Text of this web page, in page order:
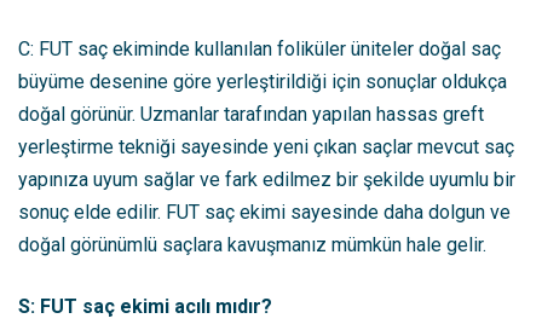
C: FUT saç ekiminde kullanılan foliküler üniteler doğal saç
büyüme desenine göre yerleştirildiği için sonuçlar oldukça
doğal görünür. Uzmanlar tarafından yapılan hassas greft
yerleştirme tekniği sayesinde yeni çıkan saçlar mevcut saç
yapınıza uyum sağlar ve fark edilmez bir şekilde uyumlu bir
sonuç elde edilir. FUT saç ekimi sayesinde daha dolgun ve
doğal görünümlü saçlara kavuşmanız mümkün hale gelir.
S: FUT saç ekimi acılı mıdır?